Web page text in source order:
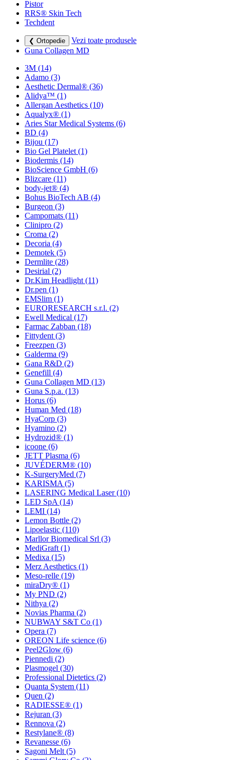
Pistor
RRS® Skin Tech
Techdent
❮ Ortopedie
Vezi toate produsele
Guna Collagen MD
3M (14)
Adamo (3)
Aesthetic Dermal® (36)
Alidya™ (1)
Allergan Aesthetics (10)
Aqualyx® (1)
Aries Star Medical Systems (6)
BD (4)
Bijou (17)
Bio Gel Platelet (1)
Biodermis (14)
BioScience GmbH (6)
Blizcare (11)
body-jet® (4)
Bohus BioTech AB (4)
Burgeon (3)
Campomats (11)
Clinipro (2)
Croma (2)
Decoria (4)
Demotek (5)
Dermlite (28)
Desirial (2)
Dr.Kim Headlight (11)
Dr.pen (1)
EMSlim (1)
EURORESEARCH s.r.l. (2)
Ewell Medical (17)
Farmac Zabban (18)
Fittydent (3)
Freezpen (3)
Galderma (9)
Gana R&D (2)
Genefill (4)
Guna Collagen MD (13)
Guna S.p.a. (13)
Horus (6)
Human Med (18)
HyaCorp (3)
Hyamino (2)
Hydrozid® (1)
icoone (6)
JETT Plasma (6)
JUVÉDERM® (10)
K-SurgeryMed (7)
KARISMA (5)
LASERING Medical Laser(10)
LED SpA (14)
LEMI (14)
Lemon Bottle (2)
Lipoelastic (110)
Marllor Biomedical Srl (3)
MediGraft (1)
Medixa (15)
Merz Aesthetics (1)
Meso-relle (19)
miraDry® (1)
My PND (2)
Nithya (2)
Novias Pharma (2)
NUBWAY S&T Co (1)
Opera (7)
OREON Life science (6)
Peel2Glow (6)
Piennedi (2)
Plasmogel (30)
Professional Dietetics (2)
Quanta System (11)
Quen (2)
RADIESSE® (1)
Rejuran (3)
Rennova (2)
Restylane® (8)
Revanesse (6)
Sagoni Melt (5)